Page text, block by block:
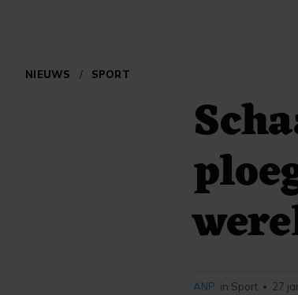
NIEUWS / SPORT
ANP in Sport • 27